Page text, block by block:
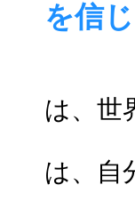
を信
は、世
「自
は、自
で